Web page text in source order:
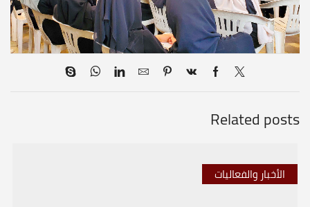
Related posts
الأخبار والفعاليات